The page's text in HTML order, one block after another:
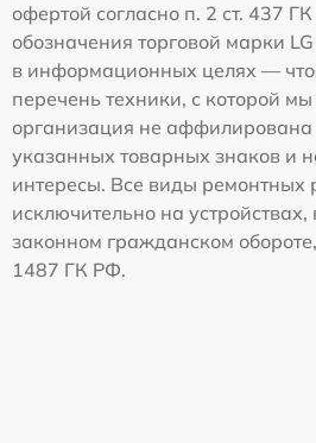
офертой согласно п. 2 ст. 437
обозначения торговой марки
в информационных целях —
перечень техники, с которой
организация не аффилирована
указанных товарных знаков и
интересы. Все виды ремонтных
исключительно на
законном гражданском обороте,
1487 ГК РФ.